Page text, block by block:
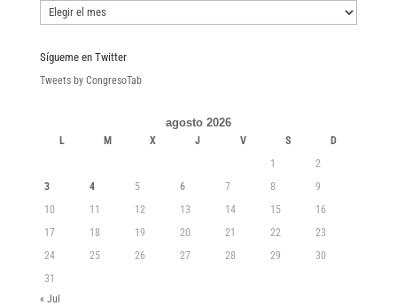
Boletines
Sígueme en Twitter
Tweets by CongresoTab
agosto 2026
L M X J V S
D
1
2
3
4 5 6 7 8
9
10
11 12 13 14 15
16
17
18 19 20 21 22
23
24
25 26 27 28 29
30
31
« Jul